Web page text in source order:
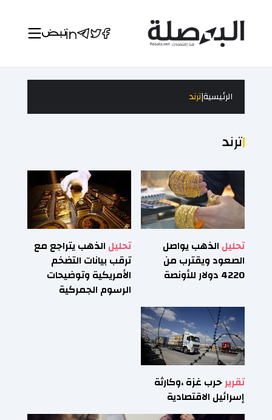
الرئيسية|ترند
ترند
تحليل الذهب يواصل
الصعود ويقترب من
4220 دولار للأونصة
تحليل الذهب يتراجع مع
ترقب بيانات التضخم
الأمريكية وتوضيحات
الرسوم الجمركية
تقريرحرب غزة ،وكارثة
إسرائيل الاقتصادية